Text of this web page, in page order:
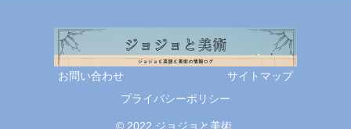
お問い合わせ
サイトマップ
プライバシーポリシー
© 2022 ジョジョと美術.